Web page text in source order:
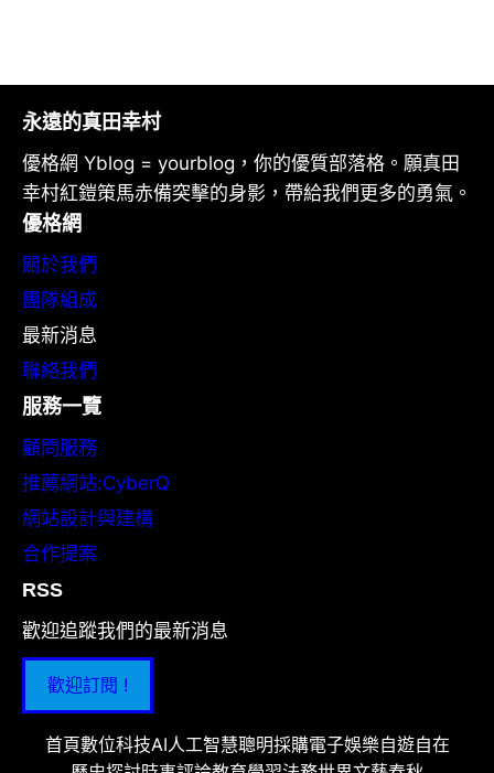
永遠的真田幸村
優格網 Yblog = yourblog，你的優質部落格。願真田
幸村紅鎧策馬赤備突擊的身影，帶給我們更多的勇氣。
優格網
關於我們
團隊組成
最新消息
聯絡我們
服務一覽
顧問服務
推薦網站:CyberQ
網站設計與建構
合作提案
RSS
歡迎追蹤我們的最新消息
歡迎訂閱 !
首頁數位科技AI人工智慧聰明採購電子娛樂自遊自在